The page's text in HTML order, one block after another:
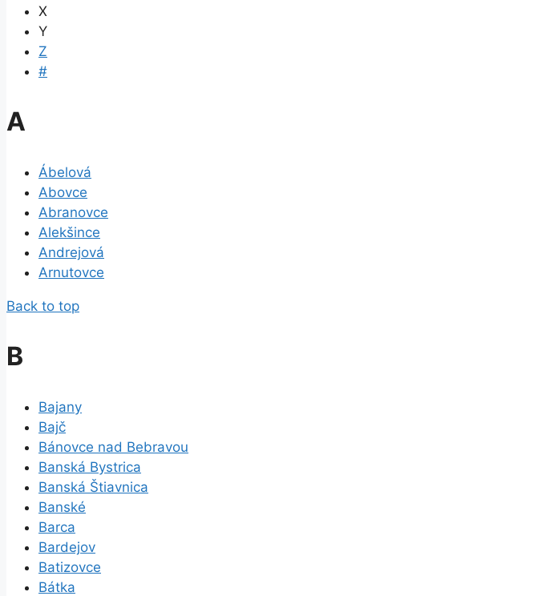
X
Y
Z
#
A
Ábelová
Abovce
Abranovce
Alekšince
Andrejová
Arnutovce
Back to top
B
Bajany
Bajč
Bánovce nad Bebravou
Banská Bystrica
Banská Štiavnica
Banské
Barca
Bardejov
Batizovce
Bátka